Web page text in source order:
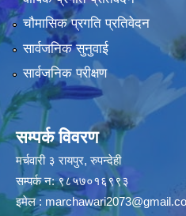
चौमासिक प्रगति प्रतिवेदन
सार्वजनिक सुनुवाई
सार्वजनिक परीक्षण
सम्पर्क विवरण
मर्चवारी ३ रायपुर, रुपन्देही
सम्पर्क न: ९८५७०१६९९३
इमेल :